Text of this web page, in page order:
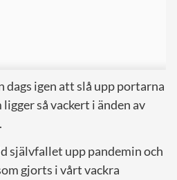
dags igen att slå upp portarna
så vackert i änden av
självfallet upp pandemin och
gjorts i vårt vackra